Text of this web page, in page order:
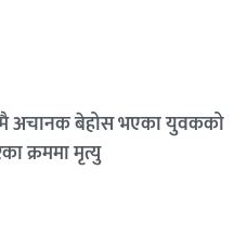
अचानक बेहोस भएका युवकको
क्रममा मृत्यु